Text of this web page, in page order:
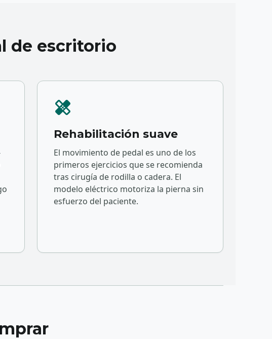
de escritorio
healing
Rehabilitación suave
El movimiento de pedal es uno de los
primeros ejercicios que se recomienda
tras cirugía de rodilla o cadera. El
modelo eléctrico motoriza la pierna sin
esfuerzo del paciente.